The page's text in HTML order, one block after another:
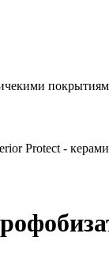
Protect -